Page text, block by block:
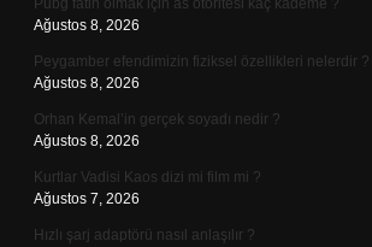
Pubg fatih olmak için as otoritesi kaç kademe ?
Ağustos 8, 2026
Peygamber efendimizin fiziksel özellikleri nelerdir ?
Ağustos 8, 2026
Orhan Kemal’in gerçek soyadı nedir ?
Ağustos 8, 2026
Kurtlar Vadisi Kaos dizi mi film mi ?
Ağustos 7, 2026
Hızlı şarj adaptörü nasıl anlaşılır ?